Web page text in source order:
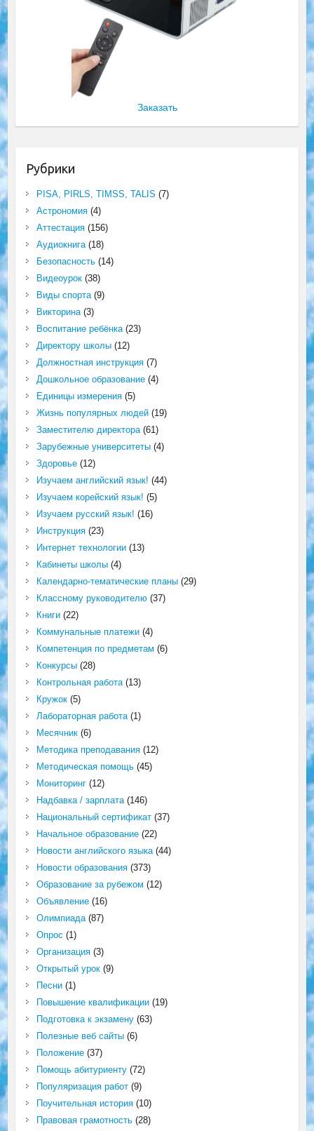
Заказать
Рубрики
PISA, PIRLS, TIMSS, TALIS (7)
Астрономия(4)
Аттестация(156)
Аудиокнига(18)
Безопасность(14)
Видеоурок(38)
Виды спорта(9)
Викторина(3)
Воспитание ребёнка(23)
Директору школы(12)
Должностная инструкция(7)
Дошкольное образование(4)
Единицы измерения(5)
Жизнь популярных людей(19)
Заместителю директора(61)
Зарубежные университеты(4)
Здоровье(12)
Изучаем английский язык! (44)
Изучаем корейский язык! (5)
Изучаем русский язык! (16)
Инструкция(23)
Интернет технологии(13)
Кабинеты школы(4)
Календарно-тематические планы(29)
Классному руководителю(37)
Книги(22)
Коммунальные платежи(4)
Компетенция по предметам (6)
Конкурсы(28)
Контрольная работа(13)
Кружок(5)
Лабораторная работа(1)
Месячник(6)
Методика преподавания(12)
Методическая помощь(45)
Мониторинг(12)
Надбавка / зарплата(146)
Национальный сертификат(37)
Начальное образование(22)
Новости английского языка(44)
Новости образования(373)
Образование за рубежом (12)
Объявление(16)
Олимпиада(87)
Опрос (1)
Организация(3)
Открытый урок(9)
Песни(1)
Повышение квалификации(19)
Подготовка к экзамену(63)
Полезные веб сайты(6)
Положение(37)
Помощь абитуриенту(72)
Популяризация работ(9)
Поучительная история(10)
Правовая грамотность(28)